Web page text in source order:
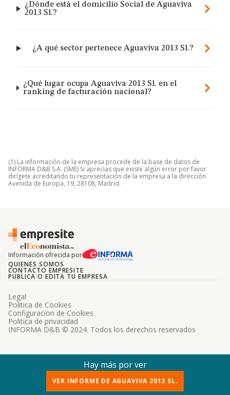
¿Dónde está el domicilio Social de Aguaviva
2013 Sl.?
¿A qué sector pertenece Aguaviva 2013 Sl.?
¿Qué lugar ocupa Aguaviva 2013 Sl. en el
ranking de facturación nacional?
(1) La información de la empresa procede de la base de datos de
INFORMA D&B S.A. (SME) Si aprecias que existe algún error por favor
dirígete acreditando tu representación de la empresa a la dirección
Avenida de Europa, 19, 28108, Madrid.
Información ofrecida por
QUIENES SOMOS
CONTACTO EMPRESITE
PUBLICA O EDITA TU EMPRESA
INFORMA D&B © 2024. Todos los derechos reservados
Legal
Politica de Cookies
Configuracion de Cookies
Politica de privacidad
Hay más por ver
VER INFORME DE AGUAVIVA 2013 SL.